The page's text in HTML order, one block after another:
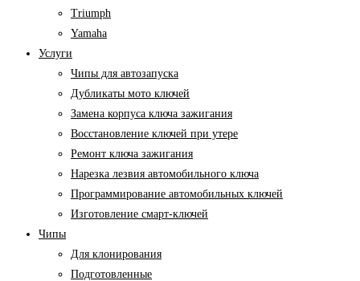
Triumph
Yamaha
Услуги
Чипы для автозапуска
Дубликаты мото ключей
Замена корпуса ключа зажигания
Восстановление ключей при утере
Ремонт ключа зажигания
Нарезка лезвия автомобильного ключа
Программирование автомобильных ключей
Изготовление смарт-ключей
Чипы
Для клонирования
Подготовленные